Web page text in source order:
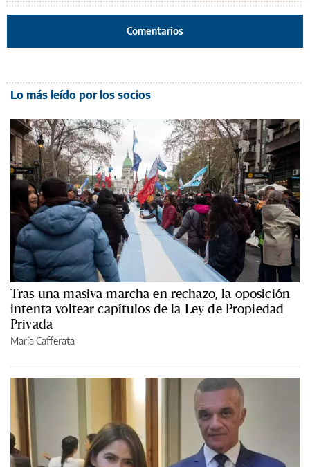
Comentarios
Lo más leído por los socios
Tras una masiva marcha en rechazo, la oposición
intenta voltear capítulos de la Ley de Propiedad
Privada
María Cafferata